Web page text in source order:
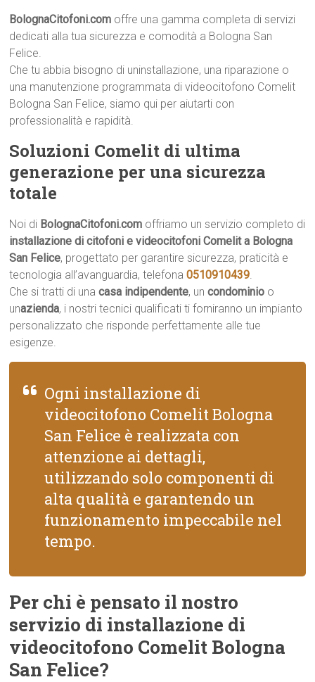
BolognaCitofoni.com offre una gamma completa di servizi
dedicati alla tua sicurezza e comodità a Bologna San
Felice.
Che tu abbia bisogno di uninstallazione, una riparazione o
una manutenzione programmata di videocitofono Comelit
Bologna San Felice, siamo qui per aiutarti con
professionalità e rapidità.
Soluzioni Comelit di ultima
generazione per una sicurezza
totale
Noi di BolognaCitofoni.com offriamo un servizio completo di
installazione di citofoni e videocitofoni Comelit a Bologna
San Felice, progettato per garantire sicurezza, praticità e
tecnologia all’avanguardia, telefona0510910439.
Che si tratti di unacasa indipendente, uncondominio o
unazienda, i nostri tecnici qualificati ti forniranno un impianto
personalizzato che risponde perfettamente alle tue
esigenze.
Ogni installazione di
videocitofono Comelit Bologna
San Felice è realizzata con
attenzione ai dettagli,
utilizzando solo componenti di
alta qualità e garantendo un
funzionamento impeccabile nel
tempo.
Per chi è pensato il nostro
servizio di installazione di
videocitofono Comelit Bologna
San Felice?